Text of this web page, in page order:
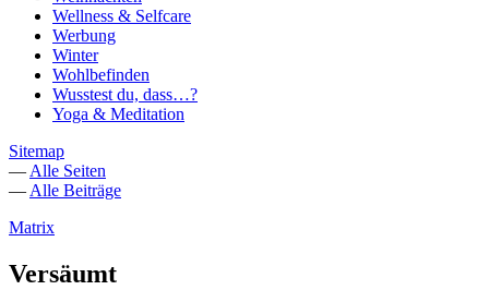
Wellness & Selfcare
Werbung
Winter
Wohlbefinden
Wusstest du, dass…?
Yoga & Meditation
Sitemap
— Alle Seiten
— Alle Beiträge
Matrix
Versäumt